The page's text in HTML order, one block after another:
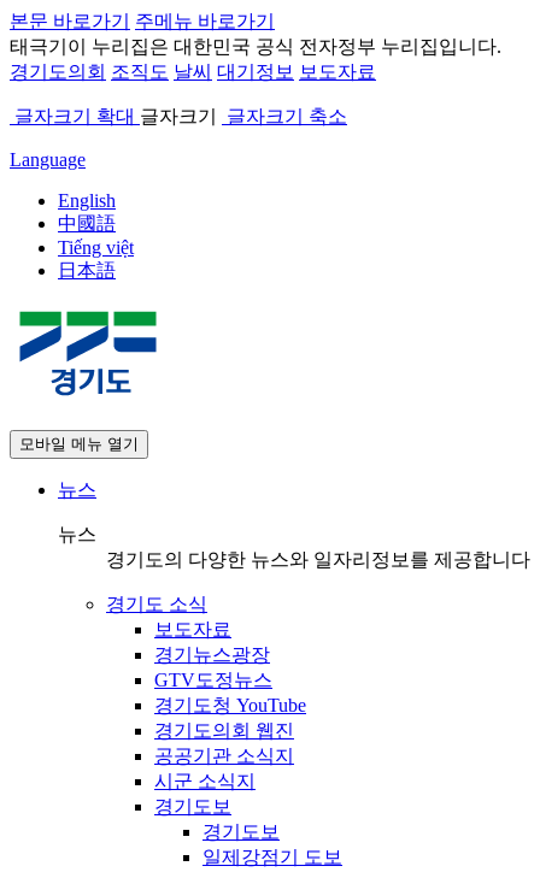
본문 바로가기
주메뉴 바로가기
태극기 이 누리집은 대한민국 공식 전자정부 누리집입니다.
경기도의회 조직도 날씨 대기정보 보도자료
글자크기 확대 글자크기 글자크기 축소
Language
English
中國語
Tiếng việt
日本語
모바일 메뉴 열기
뉴스
뉴스
경기도의 다양한 뉴스와 일자리정보를 제공합니다
경기도 소식
보도자료
경기뉴스광장
GTV도정뉴스
경기도청 YouTube
경기도의회 웹진
공공기관 소식지
시군 소식지
경기도보
경기도보
일제강점기 도보